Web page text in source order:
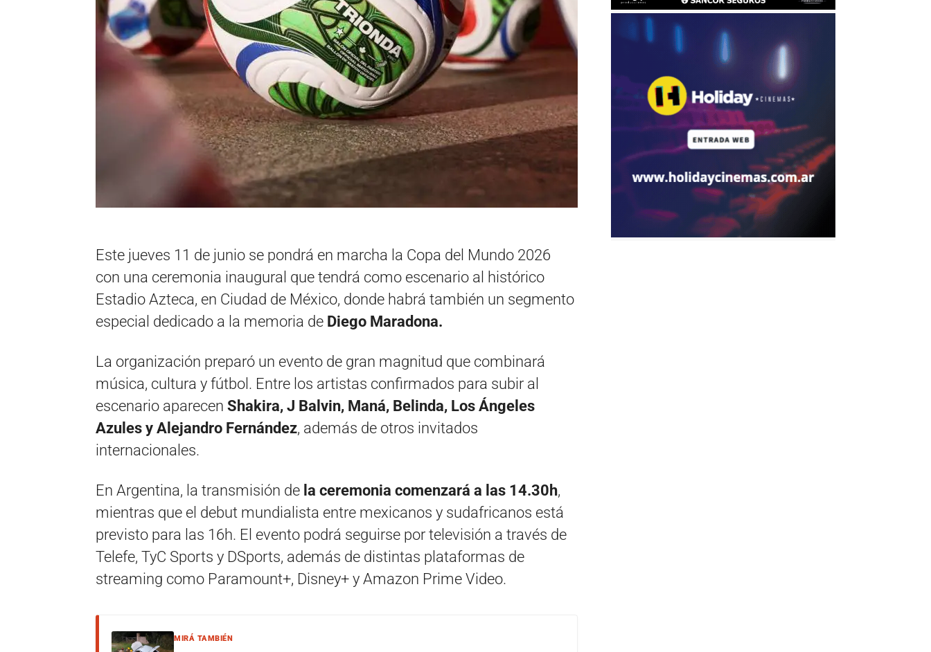
Este jueves 11 de junio se pondrá en marcha la Copa del Mundo 2026
con una ceremonia inaugural que tendrá como escenario al histórico
Estadio Azteca, en Ciudad de México, donde habrá también un segmento
especial dedicado a la memoria de Diego Maradona.
La organización preparó un evento de gran magnitud que combinará
música, cultura y fútbol. Entre los artistas confirmados para subir al
escenario aparecen Shakira, J Balvin, Maná, Belinda, Los Ángeles
Azules y Alejandro Fernández, además de otros invitados
internacionales.
En Argentina, la transmisión de la ceremonia comenzará a las 14.30h,
mientras que el debut mundialista entre mexicanos y sudafricanos está
previsto para las 16h. El evento podrá seguirse por televisión a través de
Telefe, TyC Sports y DSports, además de distintas plataformas de
streaming como Paramount+, Disney+ y Amazon Prime Video.
MIRÁ TAMBIÉN